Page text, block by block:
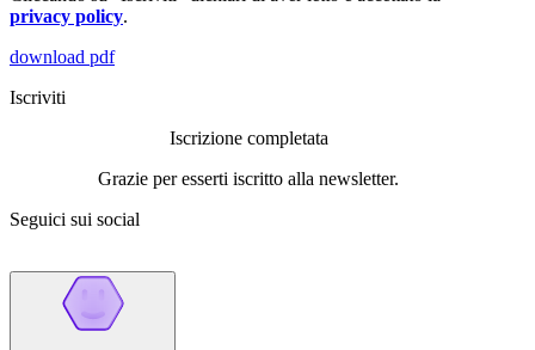
privacy policy.
download pdf
Iscriviti
Iscrizione completata
Grazie per esserti iscritto alla newsletter.
Seguici sui social